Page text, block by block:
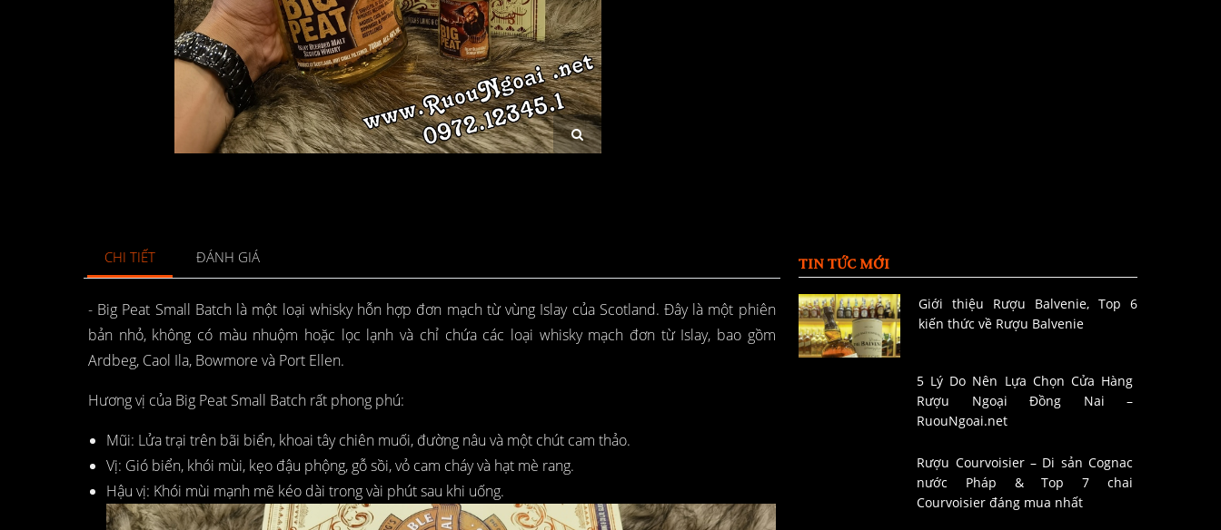
CHI TIẾT ĐÁNH GIÁ
- Big Peat Small Batch là một loại whisky hỗn hợp đơn mạch từ vùng Islay của Scotland. Đây là một phiên
bản nhỏ, không có màu nhuộm hoặc lọc lạnh và chỉ chứa các loại whisky mạch đơn từ Islay, bao gồm
Ardbeg, Caol Ila, Bowmore và Port Ellen.
Hương vị của Big Peat Small Batch rất phong phú:
Mũi: Lửa trại trên bãi biển, khoai tây chiên muối, đường nâu và một chút cam thảo.
Vị: Gió biển, khói mùi, kẹo đậu phộng, gỗ sồi, vỏ cam cháy và hạt mè rang.
Hậu vị: Khói mùi mạnh mẽ kéo dài trong vài phút sau khi uống.
TIN TỨC MỚI
Giới thiệu Rượu Balvenie, Top 6
kiến thức về Rượu Balvenie
5 Lý Do Nên Lựa Chọn Cửa Hàng
Rượu Ngoại Đồng Nai –
RuouNgoai.net
Rượu Courvoisier – Di sản Cognac
nước Pháp & Top 7 chai
Courvoisier đáng mua nhất